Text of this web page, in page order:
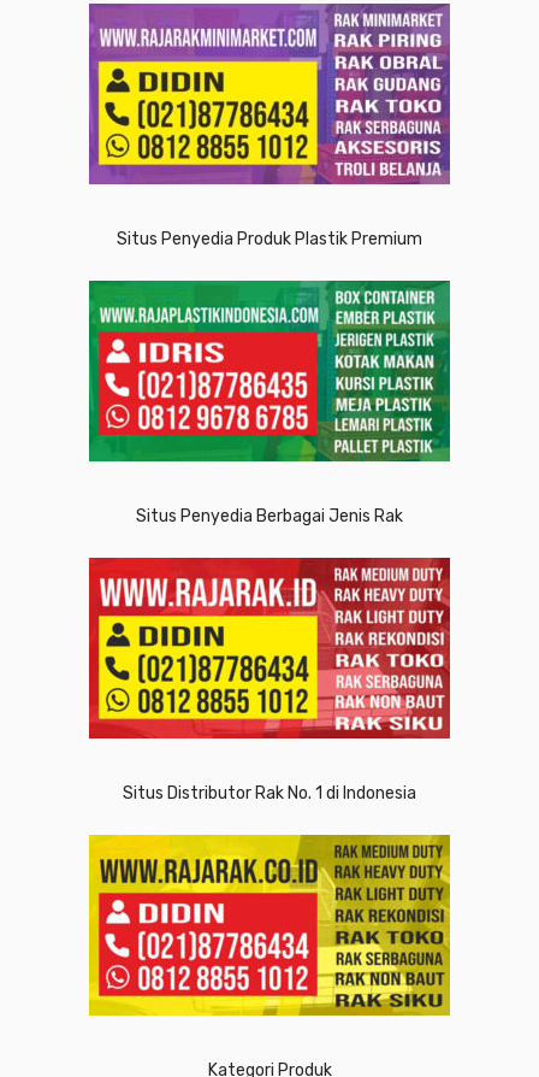
Situs Penyedia Produk Plastik Premium
Situs Penyedia Berbagai Jenis Rak
Situs Distributor Rak No. 1 di Indonesia
Kategori Produk